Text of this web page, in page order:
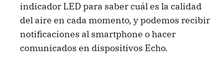
indicador LED para saber cuál es la calidad
del aire en cada momento, y podemos recibir
notificaciones al smartphone o hacer
comunicados en dispositivos Echo.